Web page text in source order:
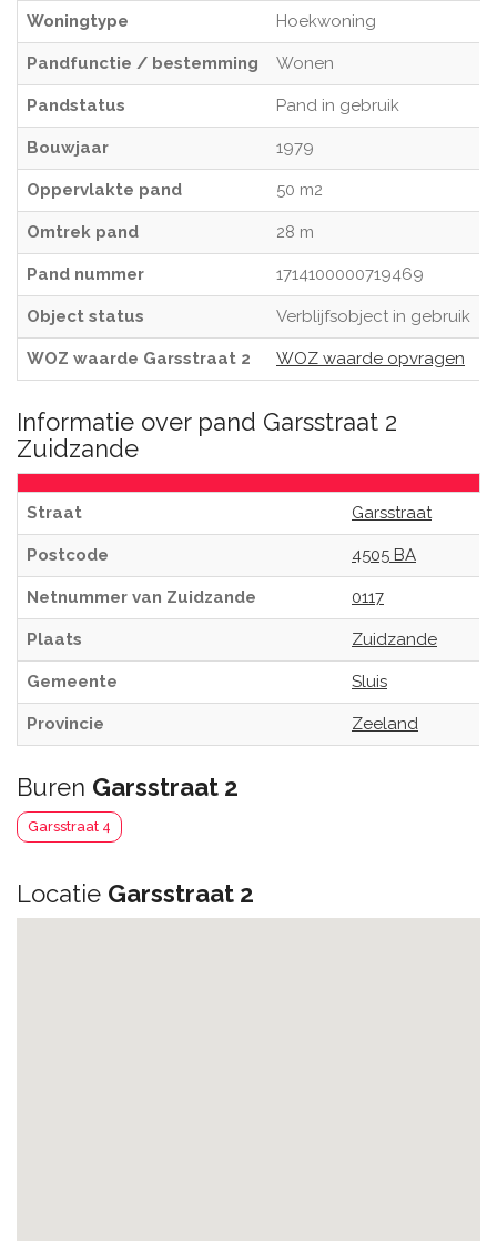
Woningtype Hoekwoning
Pandfunctie / bestemming Wonen
Pandstatus Pand in gebruik
Bouwjaar 1979
Oppervlakte pand 50 m2
Omtrek pand 28 m
Pand nummer 1714100000719469
Object status Verblijfsobject in gebruik
WOZ waarde Garsstraat 2 WOZ waarde opvragen
Informatie over pand Garsstraat 2
Zuidzande
Straat Garsstraat
Postcode 4505 BA
Netnummer van Zuidzande 0117
Plaats Zuidzande
Gemeente Sluis
Provincie Zeeland
Buren Garsstraat 2
Garsstraat 4
Locatie Garsstraat 2